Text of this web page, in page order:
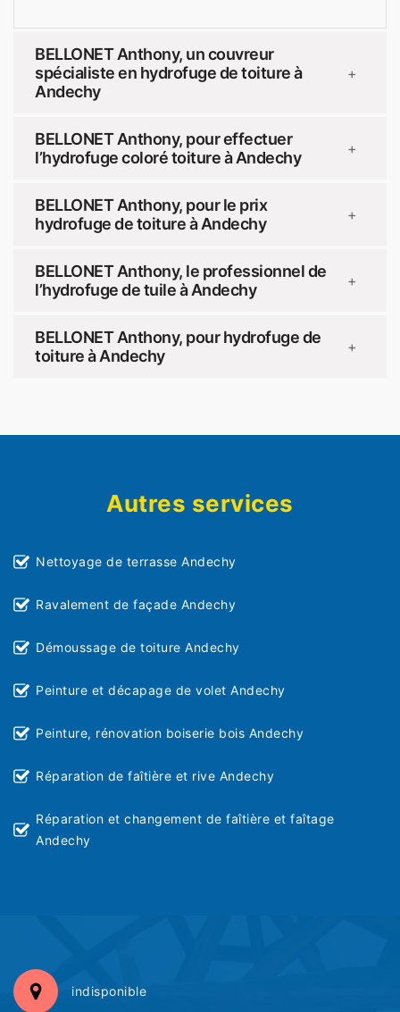
BELLONET Anthony, un couvreur
spécialiste en hydrofuge de toiture à
Andechy
+
BELLONET Anthony, pour effectuer
l’hydrofuge coloré toiture à Andechy
+
BELLONET Anthony, pour le prix
hydrofuge de toiture à Andechy
+
BELLONET Anthony, le professionnel de
l’hydrofuge de tuile à Andechy
+
BELLONET Anthony, pour hydrofuge de
toiture à Andechy
+
Autres services
Nettoyage de terrasse Andechy
Ravalement de façade Andechy
Démoussage de toiture Andechy
Peinture et décapage de volet Andechy
Peinture, rénovation boiserie bois Andechy
Réparation de faîtière et rive Andechy
Réparation et changement de faîtière et faîtage
Andechy
indisponible